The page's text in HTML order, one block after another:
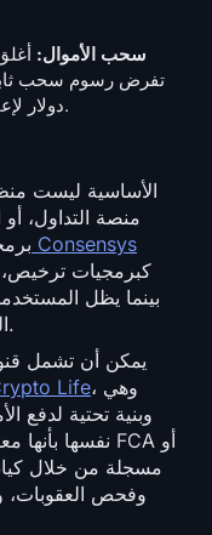
سحب الأموال:
دولار لإعادة الأموال إلى محفظتك بعد ذلك.
منصة التداول، أو
تحدد شروط استخدام Consensys
المفاتيح، والمعاملات، والامتثال القانوني.
يمكن أن تشمل
Life، وهي
مسجلة من خلال